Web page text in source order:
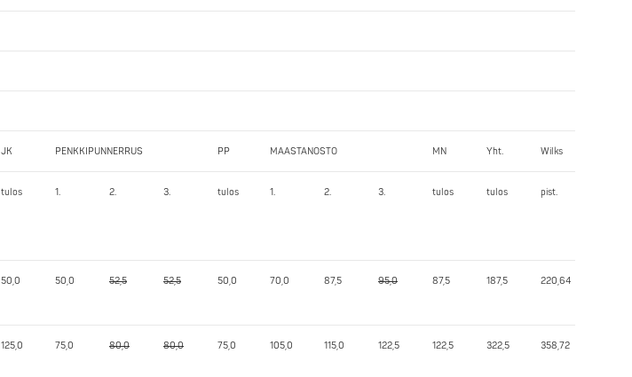
JK PENKKIPUNNERRUS PP MAASTANOSTO MN Yht. Wilks
tulos 1. 2. 3. tulos 1. 2. 3. tulos tulos pist.
50,0 50,0 52,5 52,5 50,0 70,0 87,5 95,0 87,5 187,5 220,64
125,0 75,0 80,0 80,0 75,0 105,0 115,0 122,5 122,5 322,5 358,72